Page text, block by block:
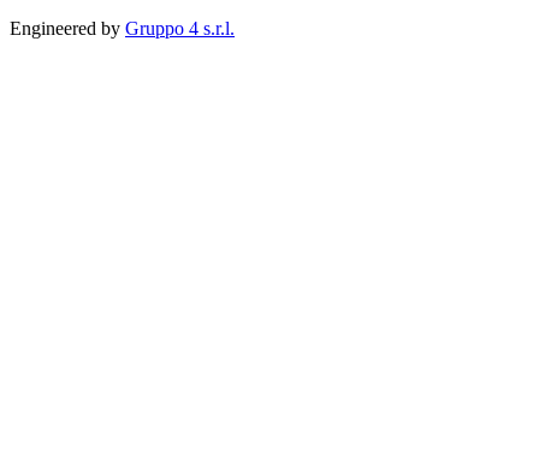
Engineered by Gruppo 4 s.r.l.